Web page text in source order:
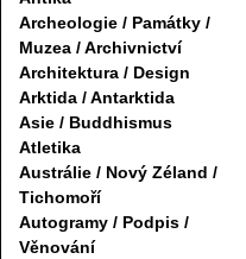
Archeologie / Památky /
Muzea / Archivnictví
Architektura / Design
Arktida / Antarktida
Asie / Buddhismus
Atletika
Austrálie / Nový Zéland /
Tichomoří
Autogramy / Podpis /
Věnování